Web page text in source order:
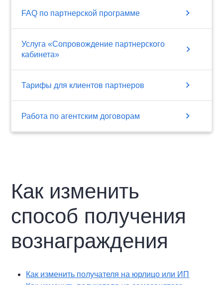
FAQ по партнерской программе chevron_right
Услуга «Сопровождение партнерского
кабинета»
chevron_right
Тарифы для клиентов партнеров chevron_right
Работа по агентским договорам chevron_right
Как изменить
способ получения
вознаграждения
Как изменить получателя на юрлицо или ИП